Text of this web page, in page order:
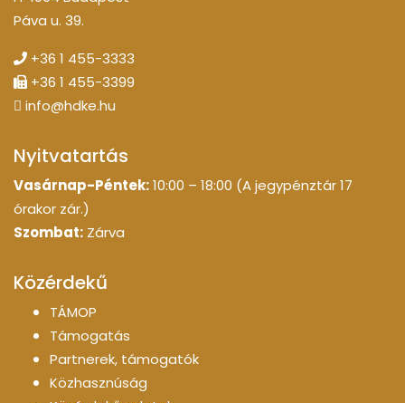
Páva u. 39.
+36 1 455-3333
+36 1 455-3399
info@hdke.hu
Nyitvatartás
Vasárnap-Péntek:10:00 – 18:00 (A jegypénztár 17
órakor zár.)
Szombat: Zárva
Közérdekű
TÁMOP
Támogatás
Partnerek, támogatók
Közhasznúság